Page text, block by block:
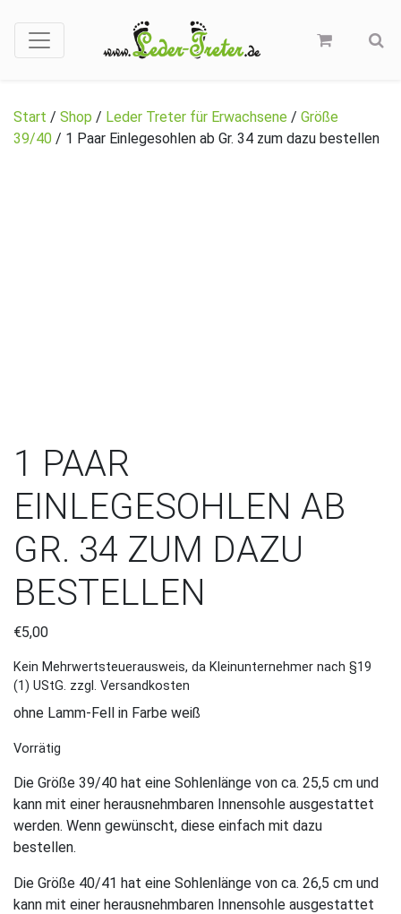
Start / Shop / Leder Treter für Erwachsene / Größe
39/40 / 1 Paar Einlegesohlen ab Gr. 34 zum dazu bestellen
1 PAAR
EINLEGESOHLEN AB
GR. 34 ZUM DAZU
BESTELLEN
€5,00
Kein Mehrwertsteuerausweis, da Kleinunternehmer nach §19
(1) UStG. zzgl. Versandkosten
ohne Lamm-Fell in Farbe weiß
Vorrätig
Die Größe 39/40 hat eine Sohlenlänge von ca. 25,5 cm und
kann mit einer herausnehmbaren Innensohle ausgestattet
werden. Wenn gewünscht, diese einfach mit dazu
bestellen.
Die Größe 40/41 hat eine Sohlenlänge von ca. 26,5 cm und
kann mit einer herausnehmbaren Innensohle ausgestattet